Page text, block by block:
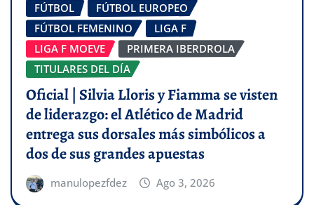
FÚTBOL
FÚTBOL EUROPEO
FÚTBOL FEMENINO
LIGA F
LIGA F MOEVE
PRIMERA IBERDROLA
TITULARES DEL DÍA
Oficial | Silvia Lloris y Fiamma se visten
de liderazgo: el Atlético de Madrid
entrega sus dorsales más simbólicos a
dos de sus grandes apuestas
manulopezfdez Ago 3, 2026